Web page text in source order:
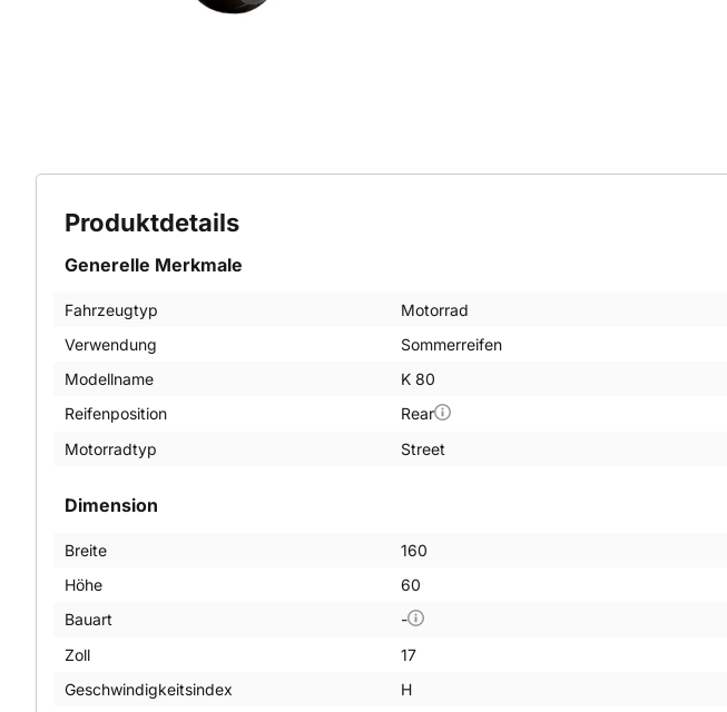
Produktdetails
Dimension
Breite
160
Höhe
60
Bauart
-
Zoll
17
Geschwindigkeitsindex
H
Generelle Merkmale
Fahrzeugtyp
Motorrad
Verwendung
Sommerreifen
Modellname
K 80
Reifenposition
Rear
Motorradtyp
Street